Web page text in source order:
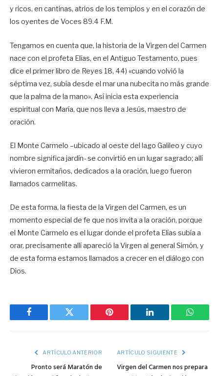
y ricos, en cantinas, atrios de los templos y en el corazón de
los oyentes de Voces 89.4 F.M.
Tengamos en cuenta que, la historia de la Virgen del Carmen
nace con el profeta Elías, en el Antiguo Testamento, pues
dice el primer libro de Reyes 18, 44) «cuando volvió la
séptima vez, subía desde el mar una nubecita no más grande
que la palma de la mano». Así inicia esta experiencia
espiritual con María, que nos lleva a Jesús, maestro de
oración.
El Monte Carmelo –ubicado al oeste del lago Galileo y cuyo
nombre significa jardín- se convirtió en un lugar sagrado; allí
vivieron ermitaños, dedicados a la oración, luego fueron
llamados carmelitas.
De esta forma, la fiesta de la Virgen del Carmen, es un
momento especial de fe que nos invita a la oración, porque
el Monte Carmelo es el lugar donde el profeta Elías subía a
orar, precisamente allí apareció la Virgen al general Simón, y
de esta forma estamos llamados a crecer en el diálogo con
Dios.
Facebook Twitter Pinterest LinkedIn
ARTÍCULO ANTERIOR
Pronto será Maratón de
ARTÍCULO SIGUIENTE
Virgen del Carmen nos prepara